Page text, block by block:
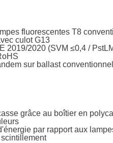
fluorescentes T8
culot G13
2019/2020 (SVM ≤0,4 /
sur ballast
grâce au boîtier en
par rapport aux